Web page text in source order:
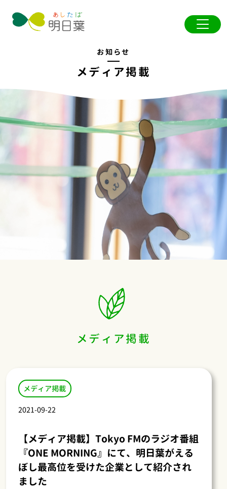
お知らせ
メディア掲載
メディア掲載
メディア掲載
2021-09-22
【メディア掲載】Tokyo FMのラジオ番組
『ONE MORNING』にて、明日葉がえる
ぼし最高位を受けた企業として紹介され
ました